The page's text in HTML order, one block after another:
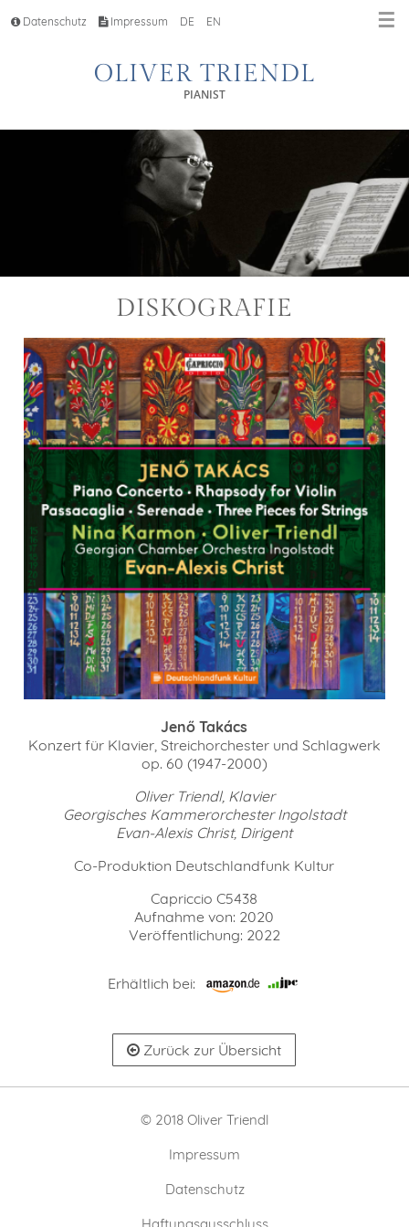
Datenschutz Impressum DE EN ☰
OLIVER TRIENDL
PIANIST
DISKOGRAFIE
Jenő Takács
Konzert für Klavier, Streichorchester und Schlagwerk
op. 60 (1947-2000)
Oliver Triendl, Klavier
Georgisches Kammerorchester Ingolstadt
Evan-Alexis Christ, Dirigent
Co-Produktion Deutschlandfunk Kultur
Capriccio C5438
Aufnahme von: 2020
Veröffentlichung: 2022
Erhältlich bei:
Zurück zur Übersicht
© 2018 Oliver Triendl
Impressum
Datenschutz
Haftungsausschluss